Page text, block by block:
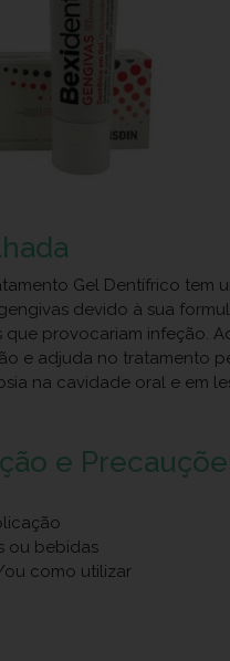
Gel Dentífrico
devido à sua
que provocariam infeção.
e adjuda no tratamento
na cavidade oral e em
e
ou bebidas
como utilizar